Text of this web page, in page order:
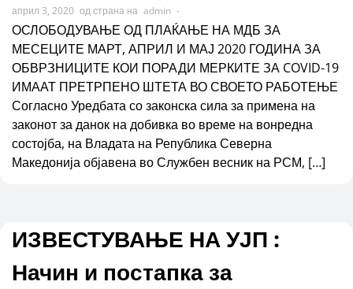
април 3, 2020 од страна на admin -
ОСЛОБОДУВАЊЕ ОД ПЛАЌАЊЕ НА МДБ ЗА
МЕСЕЦИТЕ МАРТ, АПРИЛ И МАЈ 2020 ГОДИНА ЗА
ОБВРЗНИЦИТЕ КОИ ПОРАДИ МЕРКИТЕ ЗА COVID-19
ИМААТ ПРЕТРПЕНО ШТЕТА ВО СВОЕТО РАБОТЕЊЕ
Согласно Уредбата со законска сила за примена на
законот за данок на добивка во време на вонредна
состојба, на Владата на Република Северна
Македонија објавена во Службен весник на РСМ, […]
ИЗВЕСТУВАЊЕ НА УЈП :
Начин и постапка за